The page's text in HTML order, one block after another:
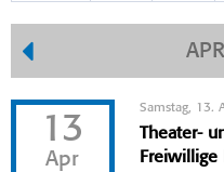
13
Apr
Samstag, 13.
Theater-
Freiwillige